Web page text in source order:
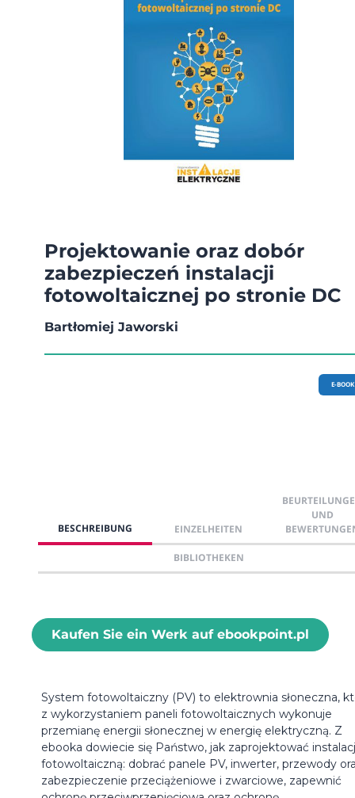
Projektowanie oraz dobór
zabezpieczeń instalacji
fotowoltaicznej po stronie DC
Bartłomiej Jaworski
E-BOOK
BESCHREIBUNG EINZELHEITEN
UND
BIBLIOTHEKEN
Kaufen Sie ein Werk auf ebookpoint.pl
System fotowoltaiczny (PV) to elektrownia słoneczna,
z wykorzystaniem paneli fotowoltaicznych wykonuje
przemianę energii słonecznej w energię elektryczną. Z
ebooka dowiecie się Państwo, jak zaprojektować
fotowoltaiczną: dobrać panele PV, inwerter, przewody
zabezpieczenie przeciążeniowe i zwarciowe, zapewnić